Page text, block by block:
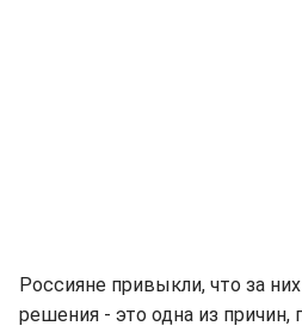
Россияне привыкли, что за
решения - это одна из